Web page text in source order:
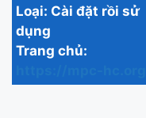
Loại: Cài đặt rồi sử
dụng
Trang chủ: